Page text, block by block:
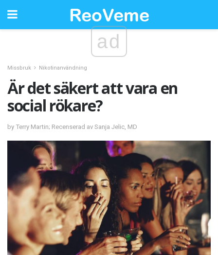
ad
Missbruk Nikotinanvändning
Är det säkert att vara en
social rökare?
by Terry Martin; Recenserad av Sanja Jelic, MD